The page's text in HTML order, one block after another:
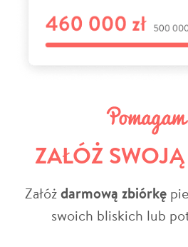
ZAŁÓŻ
Załóżdarmową zbiórkę
swoich bliskich lub